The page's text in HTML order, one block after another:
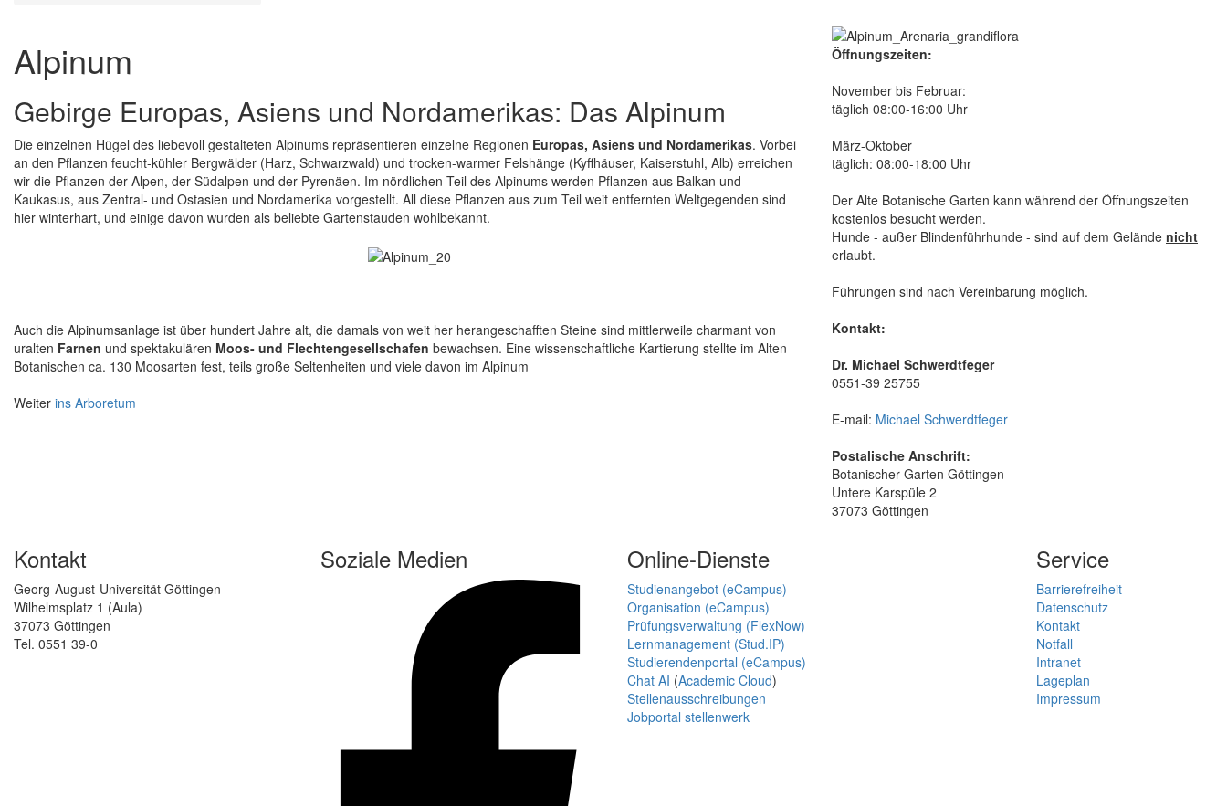
Alpinum
Gebirge Europas, Asiens und Nordamerikas: Das Alpinum
Die einzelnen Hügel des liebevoll gestalteten Alpinums repräsentieren einzelne Regionen Europas, Asiens und Nordamerikas. Vorbei
an den Pflanzen feucht-kühler Bergwälder (Harz, Schwarzwald) und trocken-warmer Felshänge (Kyffhäuser, Kaiserstuhl, Alb) erreichen
wir die Pflanzen der Alpen, der Südalpen und der Pyrenäen. Im nördlichen Teil des Alpinums werden Pflanzen aus Balkan und
Kaukasus, aus Zentral- und Ostasien und Nordamerika vorgestellt. All diese Pflanzen aus zum Teil weit entfernten Weltgegenden sind
hier winterhart, und einige davon wurden als beliebte Gartenstauden wohlbekannt.
Auch die Alpinumsanlage ist über hundert Jahre alt, die damals von weit her herangeschafften Steine sind mittlerweile charmant von
uralten Farnen und spektakulären Moos- und Flechtengesellschafen bewachsen. Eine wissenschaftliche Kartierung stellte im Alten
Botanischen ca. 130 Moosarten fest, teils große Seltenheiten und viele davon im Alpinum
Weiter ins Arboretum
Öffnungszeiten:
November bis Februar:
täglich 08:00-16:00 Uhr
März-Oktober
täglich: 08:00-18:00 Uhr
Der Alte Botanische Garten kann während der Öffnungszeiten
kostenlos besucht werden.
Hunde - außer Blindenführhunde - sind auf dem Gelände nicht
erlaubt.
Führungen sind nach Vereinbarung möglich.
Kontakt:
Dr. Michael Schwerdtfeger
0551-39 25755
E-mail: Michael Schwerdtfeger
Postalische Anschrift:
Botanischer Garten Göttingen
Untere Karspüle 2
37073 Göttingen
Kontakt
Georg-August-Universität Göttingen
Wilhelmsplatz 1 (Aula)
37073 Göttingen
Tel. 0551 39-0
Soziale Medien Online-Dienste
Studienangebot (eCampus)
Organisation (eCampus)
Prüfungsverwaltung (FlexNow)
Lernmanagement (Stud.IP)
Studierendenportal (eCampus)
Chat AI (Academic Cloud)
Stellenausschreibungen
Jobportal stellenwerk
Service
Barrierefreiheit
Datenschutz
Kontakt
Notfall
Intranet
Lageplan
Impressum